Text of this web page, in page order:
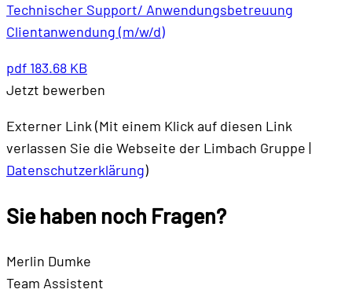
Technischer Support/ Anwendungsbetreuung
Clientanwendung (m/w/d)
pdf 183.68 KB
Jetzt bewerben
Externer Link (Mit einem Klick auf diesen Link
verlassen Sie die Webseite der Limbach Gruppe |
Datenschutzerklärung)
Sie haben noch Fragen?
Merlin Dumke
Team Assistent